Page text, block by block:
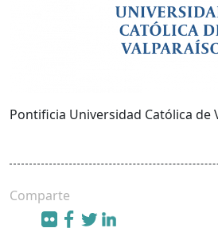
Pontificia Universidad Católica de
Comparte